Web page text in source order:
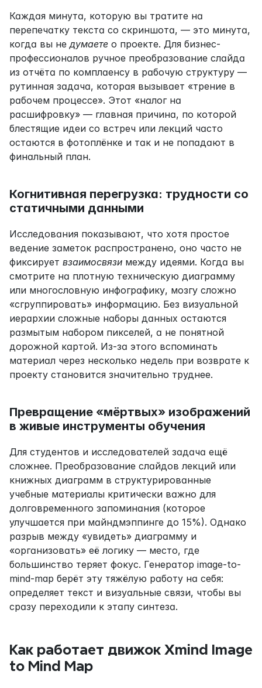
Каждая минута, которую вы тратите на
перепечатку текста со скриншота, — это минута,
когда вы не думаете о проекте. Для бизнес-
профессионалов ручное преобразование слайда
из отчёта по комплаенсу в рабочую структуру —
рутинная задача, которая вызывает «трение в
рабочем процессе». Этот «налог на
расшифровку» — главная причина, по которой
блестящие идеи со встреч или лекций часто
остаются в фотоплёнке и так и не попадают в
финальный план.
Когнитивная перегрузка: трудности со
статичными данными
Исследования показывают, что хотя простое
ведение заметок распространено, оно часто не
фиксирует взаимосвязи между идеями. Когда вы
смотрите на плотную техническую диаграмму
или многословную инфографику, мозгу сложно
«сгруппировать» информацию. Без визуальной
иерархии сложные наборы данных остаются
размытым набором пикселей, а не понятной
дорожной картой. Из-за этого вспоминать
материал через несколько недель при возврате к
проекту становится значительно труднее.
Превращение «мёртвых» изображений
в живые инструменты обучения
Для студентов и исследователей задача ещё
сложнее. Преобразование слайдов лекций или
книжных диаграмм в структурированные
учебные материалы критически важно для
долговременного запоминания (которое
улучшается при майндмэппинге до 15%). Однако
разрыв между «увидеть» диаграмму и
«организовать» её логику — место, где
большинство теряет фокус. Генератор image-to-
mind-map берёт эту тяжёлую работу на себя:
определяет текст и визуальные связи, чтобы вы
сразу переходили к этапу синтеза.
Как работает движок Xmind Image
to Mind Map